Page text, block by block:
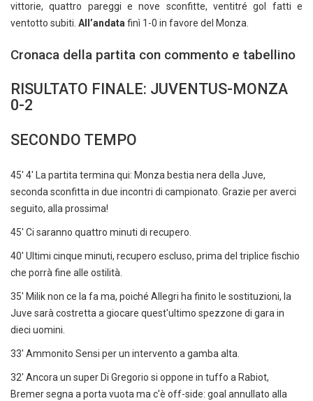
vittorie, quattro pareggi e nove sconfitte, ventitré gol fatti e
ventotto subiti. All’andatafinì 1-0 in favore del Monza.
Cronaca della partita con commento e tabellino
RISULTATO FINALE: JUVENTUS-MONZA
0-2
SECONDO TEMPO
45' 4' La partita termina qui: Monza bestia nera della Juve,
seconda sconfitta in due incontri di campionato. Grazie per averci
seguito, alla prossima!
45' Ci saranno quattro minuti di recupero.
40' Ultimi cinque minuti, recupero escluso, prima del triplice fischio
che porrà fine alle ostilità.
35' Milik non ce la fa ma, poiché Allegri ha finito le sostituzioni, la
Juve sarà costretta a giocare quest'ultimo spezzone di gara in
dieci uomini.
33' Ammonito Sensi per un intervento a gamba alta.
32' Ancora un super Di Gregorio si oppone in tuffo a Rabiot,
Bremer segna a porta vuota ma c'è off-side: goal annullato alla